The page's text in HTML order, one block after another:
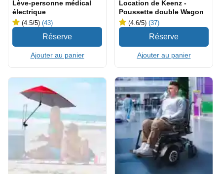
Lève-personne médical
électrique
(4.5/5) (43)
Ajouter au panier
Location de Keenz -
Poussette double Wagon
(4.6/5) (37)
Ajouter au panier